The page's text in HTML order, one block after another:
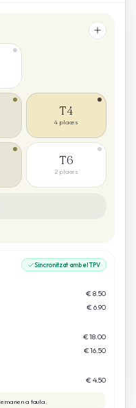
T4
4 places
T6
2 places
Sincronitzat amb el TPV
€ 8.50
€ 6.90
€ 18.00
€ 16.50
€ 4.50
a taula.